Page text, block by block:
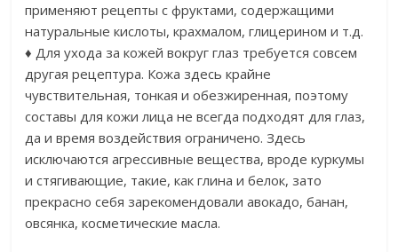
применяют рецепты с фруктами, содержащими
натуральные кислоты, крахмалом, глицерином и т.д.
♦ Для ухода за кожей вокруг глаз требуется совсем
другая рецептура. Кожа здесь крайне
чувствительная, тонкая и обезжиренная, поэтому
составы для кожи лица не всегда подходят для глаз,
да и время воздействия ограничено. Здесь
исключаются агрессивные вещества, вроде куркумы
и стягивающие, такие, как глина и белок, зато
прекрасно себя зарекомендовали авокадо, банан,
овсянка, косметические масла.